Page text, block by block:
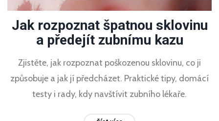
Jak rozpoznat špatnou sklovinu
a předejít zubnímu kazu
Zjistěte, jak rozpoznat poškozenou sklovinu, co ji
způsobuje a jak jí předcházet. Praktické tipy, domácí
testy i rady, kdy navštívit zubního lékaře.